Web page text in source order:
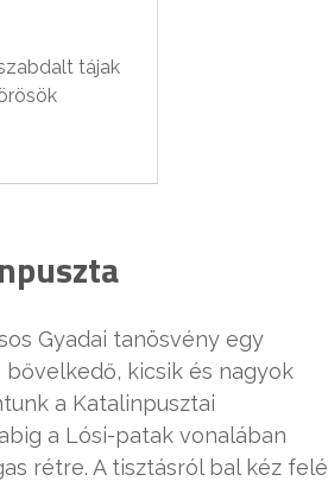
tájak
Gyadai tanösvény egy
kicsik és nagyok
a Katalinpusztai
a Lósi-patak vonalában
rétre. A tisztásról bal kéz felé